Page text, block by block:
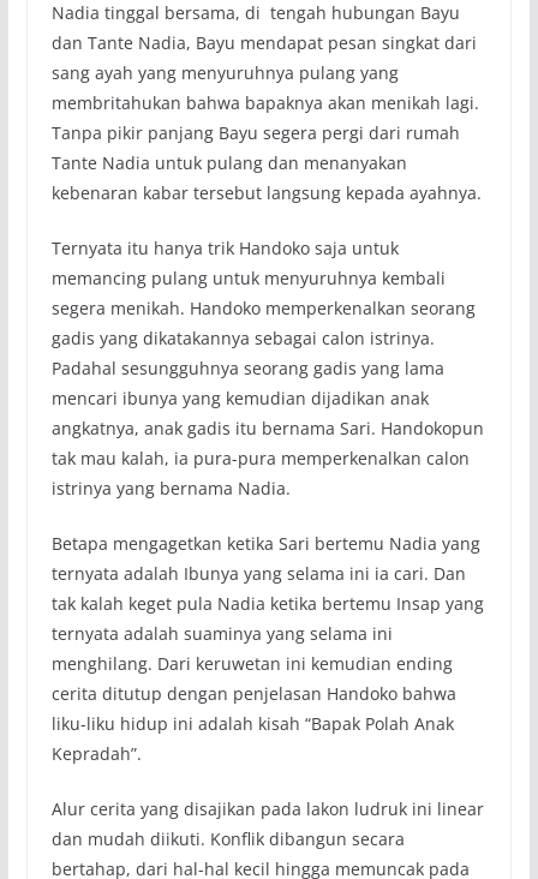
Nadia tinggal bersama, di tengah hubungan Bayu
dan Tante Nadia, Bayu mendapat pesan singkat dari
sang ayah yang menyuruhnya pulang yang
membritahukan bahwa bapaknya akan menikah lagi.
Tanpa pikir panjang Bayu segera pergi dari rumah
Tante Nadia untuk pulang dan menanyakan
kebenaran kabar tersebut langsung kepada ayahnya.
Ternyata itu hanya trik Handoko saja untuk
memancing pulang untuk menyuruhnya kembali
segera menikah. Handoko memperkenalkan seorang
gadis yang dikatakannya sebagai calon istrinya.
Padahal sesungguhnya seorang gadis yang lama
mencari ibunya yang kemudian dijadikan anak
angkatnya, anak gadis itu bernama Sari. Handokopun
tak mau kalah, ia pura-pura memperkenalkan calon
istrinya yang bernama Nadia.
Betapa mengagetkan ketika Sari bertemu Nadia yang
ternyata adalah Ibunya yang selama ini ia cari. Dan
tak kalah keget pula Nadia ketika bertemu Insap yang
ternyata adalah suaminya yang selama ini
menghilang. Dari keruwetan ini kemudian ending
cerita ditutup dengan penjelasan Handoko bahwa
liku-liku hidup ini adalah kisah “Bapak Polah Anak
Kepradah”.
Alur cerita yang disajikan pada lakon ludruk ini linear
dan mudah diikuti. Konflik dibangun secara
bertahap, dari hal-hal kecil hingga memuncak pada